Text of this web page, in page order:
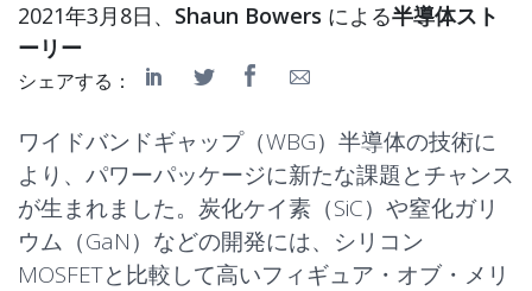
2021年3月8日、 Shaun Bowers による半導体スト
ーリー
シェアする：
ワイドバンドギャップ（WBG）半導体の技術に
より、パワーパッケージに新たな課題とチャンス
が生まれました。炭化ケイ素（SiC）や窒化ガリ
ウム（GaN）などの開発には、シリコン
MOSFETと比較して高いフィギュア・オブ・メリ